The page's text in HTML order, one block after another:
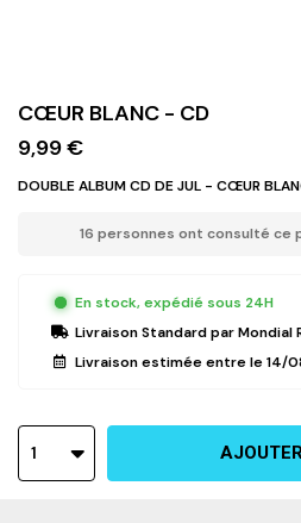
CŒUR BLANC - CD
9,99 €
DOUBLE ALBUM CD DE JUL - CŒUR
16 personnes ont consulté ce
En stock, expédié sous 24H
Livraison Standardpar Mondial
Livraison estimée entre le14/
1